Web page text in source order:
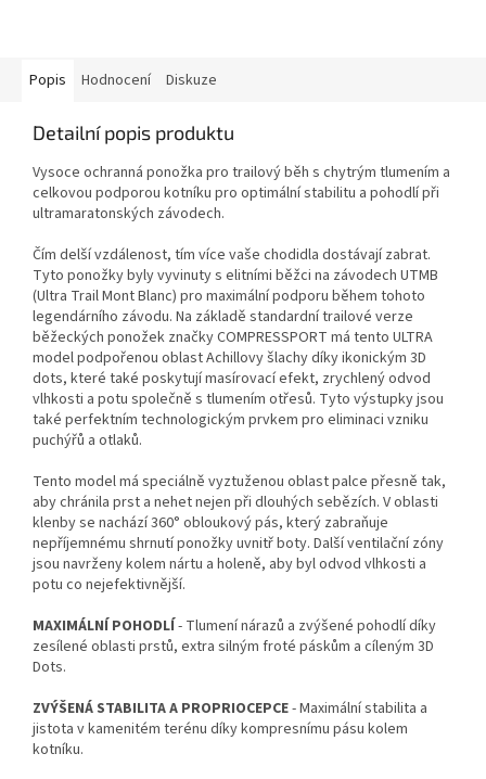
Popis Hodnocení Diskuze
Detailní popis produktu
Vysoce ochranná ponožka pro trailový běh s chytrým tlumením a
celkovou podporou kotníku pro optimální stabilitu a pohodlí při
ultramaratonských závodech.
Čím delší vzdálenost, tím více vaše chodidla dostávají zabrat.
Tyto ponožky byly vyvinuty s elitními běžci na závodech UTMB
(Ultra Trail Mont Blanc) pro maximální podporu během tohoto
legendárního závodu. Na základě standardní trailové verze
běžeckých ponožek značky COMPRESSPORT má tento ULTRA
model podpořenou oblast Achillovy šlachy díky ikonickým 3D
dots, které také poskytují masírovací efekt, zrychlený odvod
vlhkosti a potu společně s tlumením otřesů. Tyto výstupky jsou
také perfektním technologickým prvkem pro eliminaci vzniku
puchýřů a otlaků.
Tento model má speciálně vyztuženou oblast palce přesně tak,
aby chránila prst a nehet nejen při dlouhých sebězích. V oblasti
klenby se nachází 360° obloukový pás, který zabraňuje
nepříjemnému shrnutí ponožky uvnitř boty. Další ventilační zóny
jsou navrženy kolem nártu a holeně, aby byl odvod vlhkosti a
potu co nejefektivnější.
MAXIMÁLNÍ POHODLÍ- Tlumení nárazů a zvýšené pohodlí díky
zesílené oblasti prstů, extra silným froté páskům a cíleným 3D
Dots.
ZVÝŠENÁ STABILITA A PROPRIOCEPCE- Maximální stabilita a
jistota v kamenitém terénu díky kompresnímu pásu kolem
kotníku.